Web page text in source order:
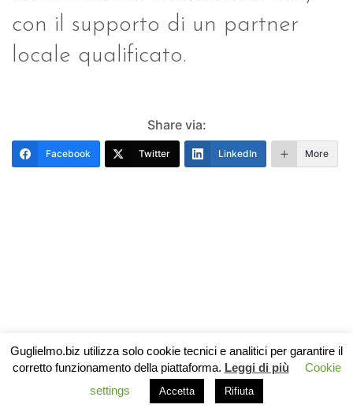
con il supporto di un partner
locale qualificato.
Share via:
Facebook Twitter LinkedIn More
Guglielmo.biz utilizza solo cookie tecnici e analitici per garantire il
corretto funzionamento della piattaforma. Leggi di più
Cookie
settings
Accetta Rifiuta